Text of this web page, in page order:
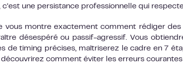
c’est une persistance professionnelle qui
vous montre exactement comment rédiger
désespéré ou passif-agressif. Vous
de timing précises, maîtriserez le cadre en 7
comment éviter les erreurs